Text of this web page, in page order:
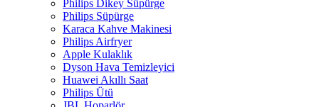
Philips Dikey Süpürge
Philips Süpürge
Karaca Kahve Makinesi
Philips Airfryer
Apple Kulaklık
Dyson Hava Temizleyici
Huawei Akıllı Saat
Philips Ütü